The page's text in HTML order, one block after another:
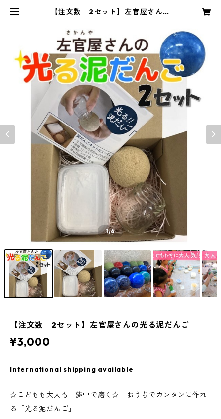
【注文数 2セット】左官屋さんの
1/6
【注文数 2セット】左官屋さんの光る泥だんご
¥3,000
International shipping available
☆こどもも大人も 夢中で磨く☆ おうちでカンタンに作れ
る「光る泥だんご」